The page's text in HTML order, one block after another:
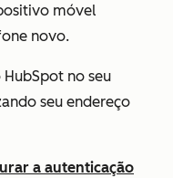
móvel
novo.
no seu
seu endereço
a autenticação